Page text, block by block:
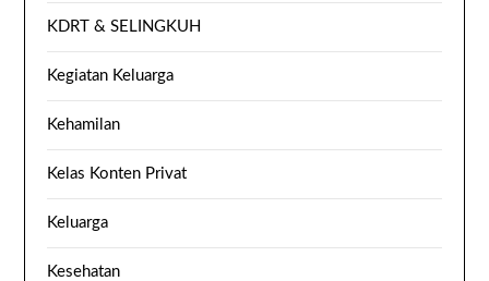
KDRT & SELINGKUH
Kegiatan Keluarga
Kehamilan
Kelas Konten Privat
Keluarga
Kesehatan